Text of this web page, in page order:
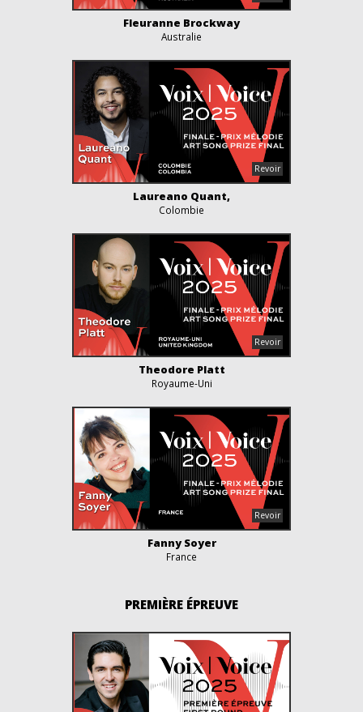
Fleuranne Brockway
Australie
Laureano Quant,
Colombie
Theodore Platt
Royaume-Uni
Fanny Soyer
France
PREMIÈRE ÉPREUVE